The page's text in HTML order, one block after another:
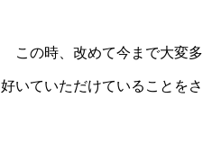
この時、改めて今まで大変
好いていただけていることを